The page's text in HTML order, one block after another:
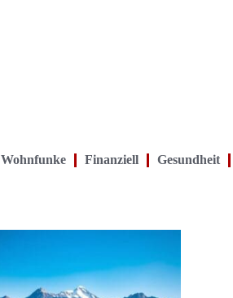
Wohnfunke Finanziell Gesundheit